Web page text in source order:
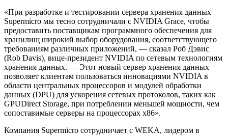
«При разработке и тестировании сервера хранения данных
Supermicro мы тесно сотрудничали с NVIDIA Grace, чтобы
предоставить поставщикам программного обеспечения для
хранилищ широкий выбор оборудования, соответствующего
требованиям различных приложений, — сказал Роб Дэвис
(Rob Davis), вице-президент NVIDIA по сетевым технологиям
хранения данных. — Этот новый сервер хранения данных
позволяет клиентам пользоваться инновациями NVIDIA в
области центральных процессоров и модулей обработки
данных (DPU) для ускорения сетевых протоколов, таких как
GPUDirect Storage, при потреблении меньшей мощности, чем
сопоставимые серверы на процессорах x86».
Компания Supermicro сотрудничает с WEKA, лидером в